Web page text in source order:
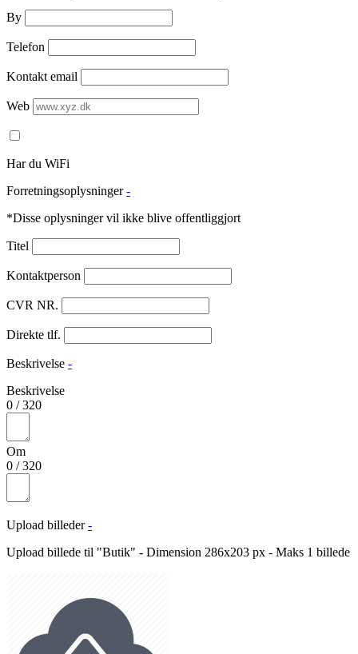
By
Telefon
Kontakt email
Web
Har du WiFi
Forretningsoplysninger -
*Disse oplysninger vil ikke blive offentliggjort
Titel
Kontaktperson
CVR NR.
Direkte tlf.
Beskrivelse -
Beskrivelse
0 /320
Om
0 /320
Upload billeder -
Upload billede til "Butik" - Dimension 286x203 px - Maks 1 billede